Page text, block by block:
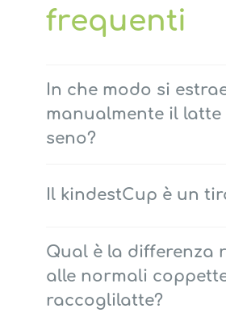
frequenti
In che modo si
manualmente il latte
seno?
Il kindestCup è un
Qual è la differenza
alle normali
raccoglilatte?